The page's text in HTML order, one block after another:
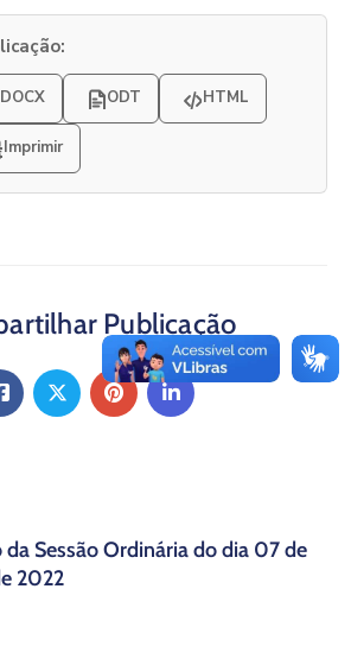
DOCX ODT HTML
Imprimir
Publicação
da Sessão Ordinária do dia 07 de
2022